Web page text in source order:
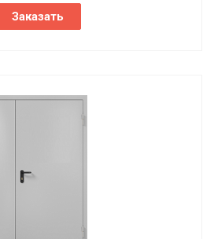
Заказать